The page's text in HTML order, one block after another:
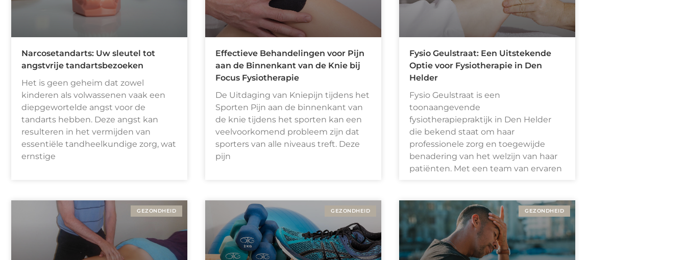
Narcosetandarts: Uw sleutel tot
angstvrije tandartsbezoeken
Het is geen geheim dat zowel
kinderen als volwassenen vaak een
diepgewortelde angst voor de
tandarts hebben. Deze angst kan
resulteren in het vermijden van
essentiële tandheelkundige zorg, wat
ernstige
Effectieve Behandelingen voor Pijn
aan de Binnenkant van de Knie bij
Focus Fysiotherapie
De Uitdaging van Kniepijn tijdens het
Sporten Pijn aan de binnenkant van
de knie tijdens het sporten kan een
veelvoorkomend probleem zijn dat
sporters van alle niveaus treft. Deze
pijn
Fysio Geulstraat: Een Uitstekende
Optie voor Fysiotherapie in Den
Helder
Fysio Geulstraat is een
toonaangevende
fysiotherapiepraktijk in Den Helder
die bekend staat om haar
professionele zorg en toegewijde
benadering van het welzijn van haar
patiënten. Met een team van ervaren
GEZONDHEID GEZONDHEID GEZONDHEID